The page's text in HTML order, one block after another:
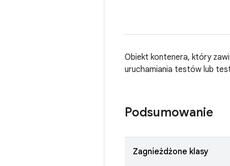
Obiekt kontenera, który
uruchamiania testów lub
Podsumowanie
Zagnieżdżone klasy